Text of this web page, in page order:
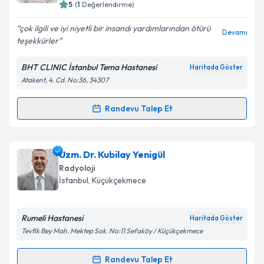
5 (1 Değerlendirme)
çok ilgili ve iyi niyetli bir insandı yardımlarından ötürü
teşekkürler
Devamı
BHT CLINIC İstanbul Tema Hastanesi Haritada Göster
Atakent, 4. Cd. No:36, 34307
Randevu Talep Et
Randevu Takvimi Talebi
Doç. Dr. Süheyl Poçaniçin randevu takvimi talebi
oluşturun. Size bu uzmandan randevu almanız için bir
takvim hazırlandığında e-posta ile bilgilendireceğiz.
Kişisel verilerimin işlenmesine ilişkin
Uzm. Dr. Kubilay Yenigül
Radyoloji
İstanbul, Küçükçekmece
Rumeli Hastanesi Haritada Göster
Tevfik Bey Mah. Mektep Sok. No:11 Sefaköy / Küçükçekmece
Randevu Talep Et